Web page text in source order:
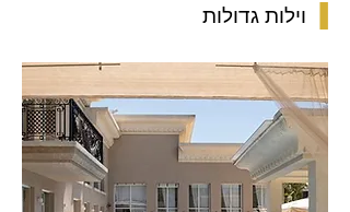
וילות גדולות